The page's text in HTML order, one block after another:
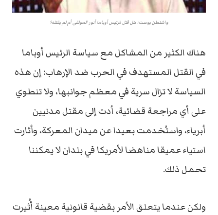
واشنطن بوست: هل قتل الرئيس أوباما أنور العولقي أم لم يقتله؟
هناك الكثير من المشاكل مع سياسة الرئيس أوباما
في القتل المستهدف في الحرب ضد الإرهاب: إن هذه
السياسة لا تزال سرية في معظم جوانبها، ولا تنطوي
على أي مراجعة قضائية، أدت إلى مقتل مدنيين
أبرياء، واستُخدمت بعيدا عن ميدان المعركة، وأثارت
استياء عميقا مناهضا لأمريكا في بلدان لا يمكننا
تحمل ذلك.
ولكن عندما يتعلق الأمر بقضية قانونية معينة أُثيرت